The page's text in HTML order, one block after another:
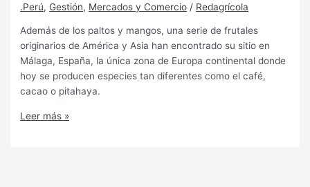
.Perú, Gestión, Mercados y Comercio / Redagrícola
Además de los paltos y mangos, una serie de frutales
originarios de América y Asia han encontrado su sitio en
Málaga, España, la única zona de Europa continental donde
hoy se producen especies tan diferentes como el café,
cacao o pitahaya.
Leer más »